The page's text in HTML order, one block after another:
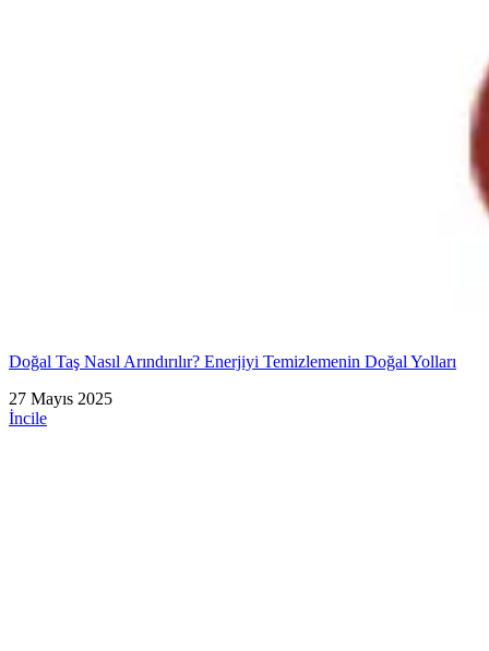
Doğal Taş Nasıl Arındırılır? Enerjiyi Temizlemenin Doğal Yolları
27 Mayıs 2025
İncile